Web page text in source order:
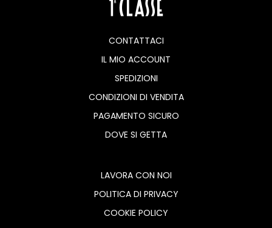
CONTATTACI
IL MIO ACCOUNT
SPEDIZIONI
CONDIZIONI DI VENDITA
PAGAMENTO SICURO
DOVE SI GETTA
LAVORA CON NOI
POLITICA DI PRIVACY
COOKIE POLICY